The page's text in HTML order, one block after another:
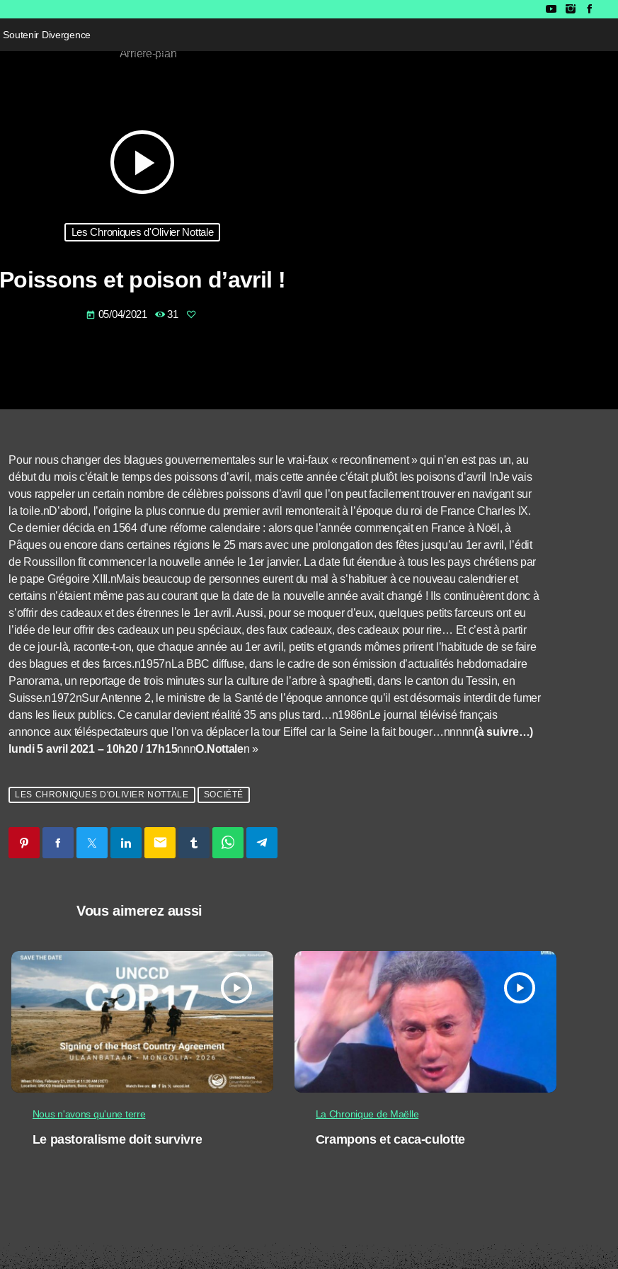
Soutenir Divergence
play_arrow
Les Chroniques d'Olivier Nottale
Poissons et poison d’avril !
today 05/04/2021 31
Pour nous changer des blagues gouvernementales sur le vrai-faux « reconfinement » qui n’en est pas un, au
début du mois c’était le temps des poissons d’avril, mais cette année c’était plutôt les poisons d’avril !nJe vais
vous rappeler un certain nombre de célèbres poissons d’avril que l’on peut facilement trouver en navigant sur
la toile.nD’abord, l’origine la plus connue du premier avril remonterait à l’époque du roi de France Charles IX.
Ce dernier décida en 1564 d’une réforme calendaire : alors que l’année commençait en France à Noël, à
Pâques ou encore dans certaines régions le 25 mars avec une prolongation des fêtes jusqu’au 1er avril, l’édit
de Roussillon fit commencer la nouvelle année le 1er janvier. La date fut étendue à tous les pays chrétiens par
le pape Grégoire XIII.nMais beaucoup de personnes eurent du mal à s’habituer à ce nouveau calendrier et
certains n’étaient même pas au courant que la date de la nouvelle année avait changé ! Ils continuèrent donc à
s’offrir des cadeaux et des étrennes le 1er avril. Aussi, pour se moquer d’eux, quelques petits farceurs ont eu
l’idée de leur offrir des cadeaux un peu spéciaux, des faux cadeaux, des cadeaux pour rire… Et c’est à partir
de ce jour-là, raconte-t-on, que chaque année au 1er avril, petits et grands mômes prirent l’habitude de se faire
des blagues et des farces.n1957nLa BBC diffuse, dans le cadre de son émission d’actualités hebdomadaire
Panorama, un reportage de trois minutes sur la culture de l’arbre à spaghetti, dans le canton du Tessin, en
Suisse.n1972nSur Antenne 2, le ministre de la Santé de l’époque annonce qu’il est désormais interdit de fumer
dans les lieux publics. Ce canular devient réalité 35 ans plus tard…n1986nLe journal télévisé français
annonce aux téléspectateurs que l’on va déplacer la tour Eiffel car la Seine la fait bouger…nnnnn(à suivre…)
lundi 5 avril 2021 – 10h20 / 17h15nnnO.Nottalen »
LES CHRONIQUES D'OLIVIER NOTTALE SOCIÉTÉ
email
Vous aimerez aussi
play_arrow
Nous n'avons qu'une terre
Le pastoralisme doit survivre
play_arrow
La Chronique de Maëlle
Crampons et caca-culotte